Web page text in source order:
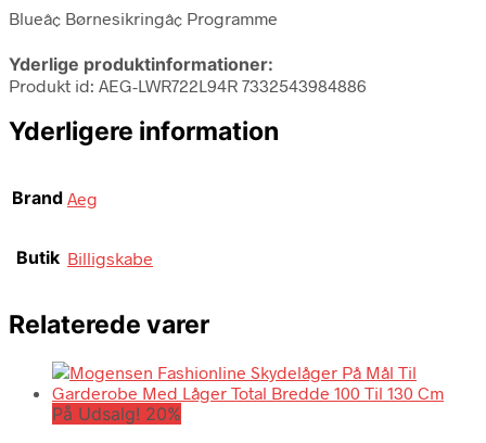
Blueâ¢ Børnesikringâ¢ Programme
Yderlige produktinformationer:
Produkt id: AEG-LWR722L94R 7332543984886
Yderligere information
Brand Aeg
Butik Billigskabe
Relaterede varer
På Udsalg! 20%